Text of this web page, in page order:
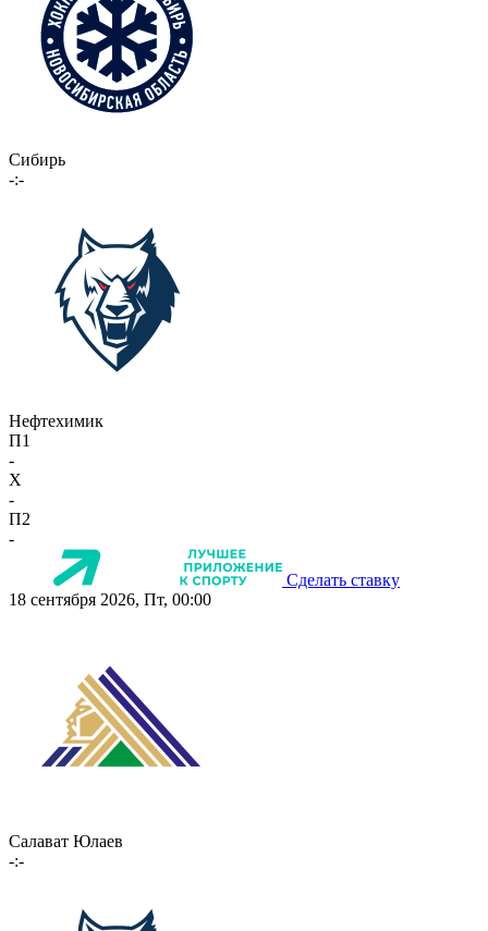
Сибирь
-:-
Нефтехимик
П1
-
X
-
П2
-
Сделать ставку
18 сентября 2026, Пт, 00:00
Салават Юлаев
-:-